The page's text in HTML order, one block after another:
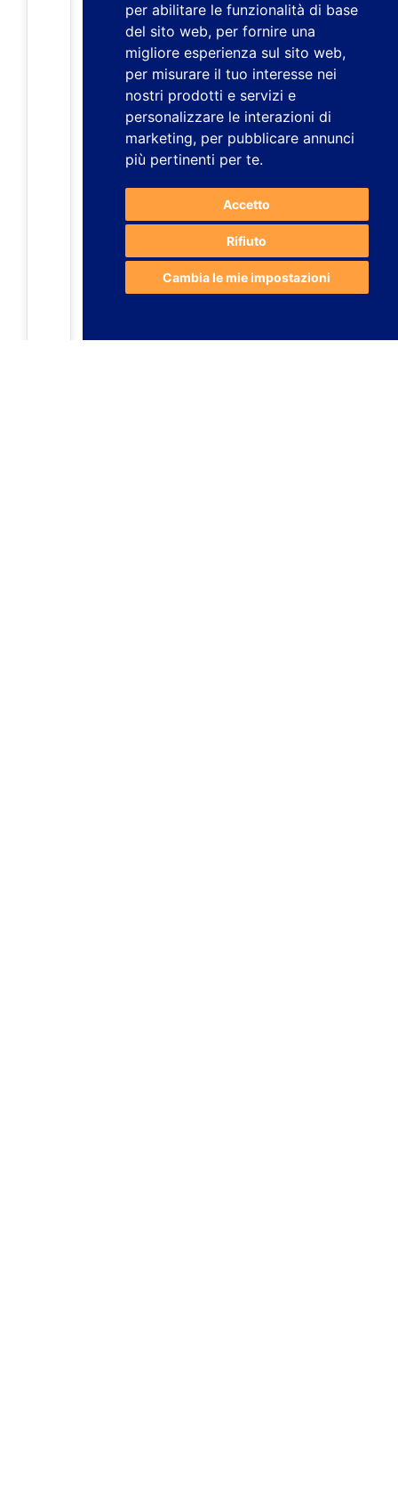
per abilitare le funzionalità di base
del sito web, per fornire una
migliore esperienza sul sito web,
per misurare il tuo interesse nei
nostri prodotti e servizi e
personalizzare le interazioni di
marketing, per pubblicare annunci
più pertinenti per te.
Accetto
Rifiuto
Cambia le mie impostazioni